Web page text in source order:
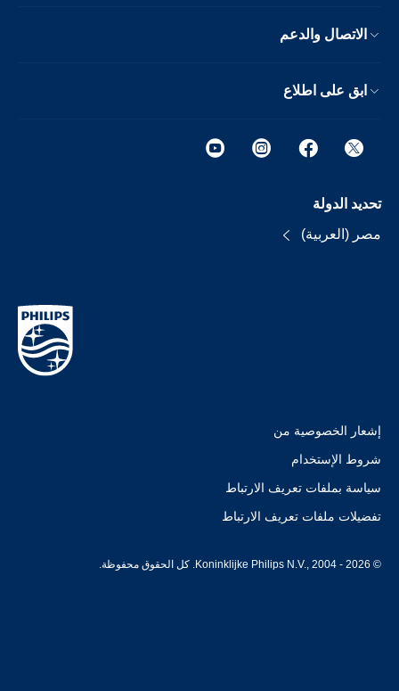
الاتصال والدعم
ابق على اطلاع
تحديد الدولة
مصر (العربية)
إشعار الخصوصية من
شروط الإستخدام
سياسة بملفات تعريف الارتباط
تفضيلات ملفات تعريف الارتباط
© Koninklijke Philips N.V., 2004 - 2026. كل الحقوق محفوظة.